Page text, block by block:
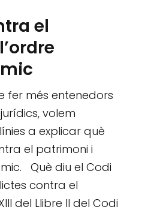
el
fer més entenedors
volem
a explicar què
el patrimoni i
Què diu el Codi
contra el
del Llibre II del Codi